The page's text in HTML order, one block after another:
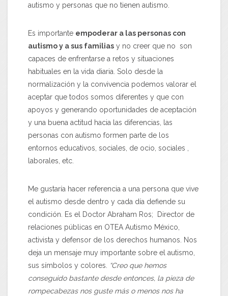
autismo y personas que no tienen autismo.
Es importante empoderar a las personas con
autismo y a sus familias y no creer que no son
capaces de enfrentarse a retos y situaciones
habituales en la vida diaria. Solo desde la
normalización y la convivencia podemos valorar el
aceptar que todos somos diferentes y que con
apoyos y generando oportunidades de aceptación
y una buena actitud hacia las diferencias, las
personas con autismo formen parte de los
entornos educativos, sociales, de ocio, sociales ,
laborales, etc.
Me gustaría hacer referencia a una persona que vive
el autismo desde dentro y cada día defiende su
condición. Es el Doctor Abraham Ros; Director de
relaciones públicas en OTEA Autismo México,
activista y defensor de los derechos humanos. Nos
deja un mensaje muy importante sobre el autismo,
sus símbolos y colores.
“Creo que hemos
conseguido bastante desde entonces, la pieza de
rompecabezas nos guste más o menos nos ha